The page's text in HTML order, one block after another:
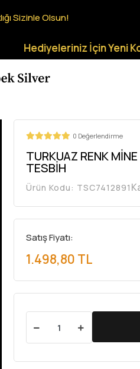
Sizinle Olsun!
İçin Yeni
0 Değerlendirme
TURKUAZ RENK
TESBİH
Ürün Kodu: TSC7412891
Satış Fiyatı:
1.498,80 TL